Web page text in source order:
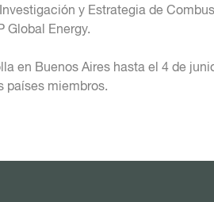
y Estrategia de
Global Energy.
en Buenos Aires hasta el 4 de
países miembros.